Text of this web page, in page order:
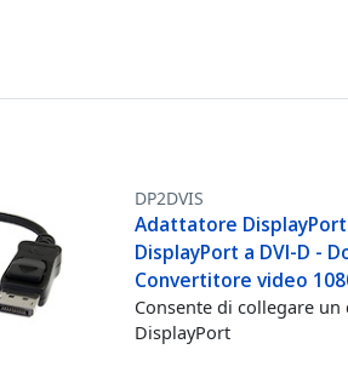
DP2DVIS
Adattatore
DisplayPort a DVI-D -
Convertitore video
Consente di collegare
DisplayPort